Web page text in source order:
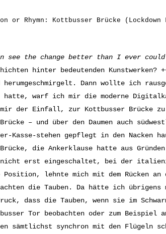
or Rhymn: Kottbusser Brücke
see the change better than I ever
hinter bedeutenden
Dann wollte ich
hatte, warf ich mir die moderne
mir der Einfall, zur Kottbusser Brücke
– und über den Daumen auch
Kasse-stehen gepflegt in den
die Ankerklause hatte aus
erst eingeschaltet, bei der
Position, lehnte mich mit dem Rücken
die Tauben. Da hätte ich
dass die Tauben, wenn sie im
Tor beobachten oder zum
sämtlichst synchron mit den Flügeln